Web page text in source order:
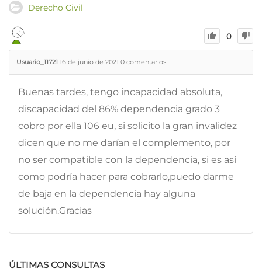
Derecho Civil
0
Usuario_11721 16 de junio de 2021 0 comentarios
Buenas tardes, tengo incapacidad absoluta,
discapacidad del 86% dependencia grado 3
cobro por ella 106 eu, si solicito la gran invalidez
dicen que no me darían el complemento, por
no ser compatible con la dependencia, si es así
como podría hacer para cobrarlo,puedo darme
de baja en la dependencia hay alguna
solución.Gracias
ÚLTIMAS CONSULTAS